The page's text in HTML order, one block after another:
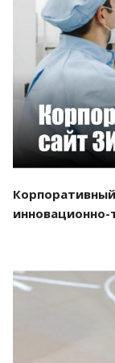
инновационно-